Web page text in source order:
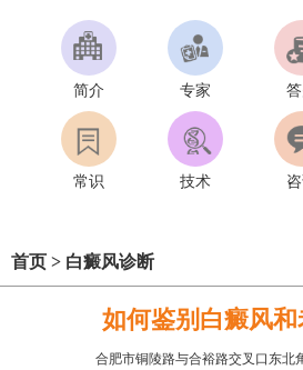
简介 专家
常识 技术
首页 > 白癜风诊断
如何鉴别白癜风
合肥市铜陵路与合裕路交叉口东北